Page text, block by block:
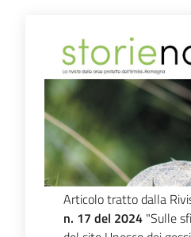
Articolo tratto dalla
n. 17 del 2024 "Sulle